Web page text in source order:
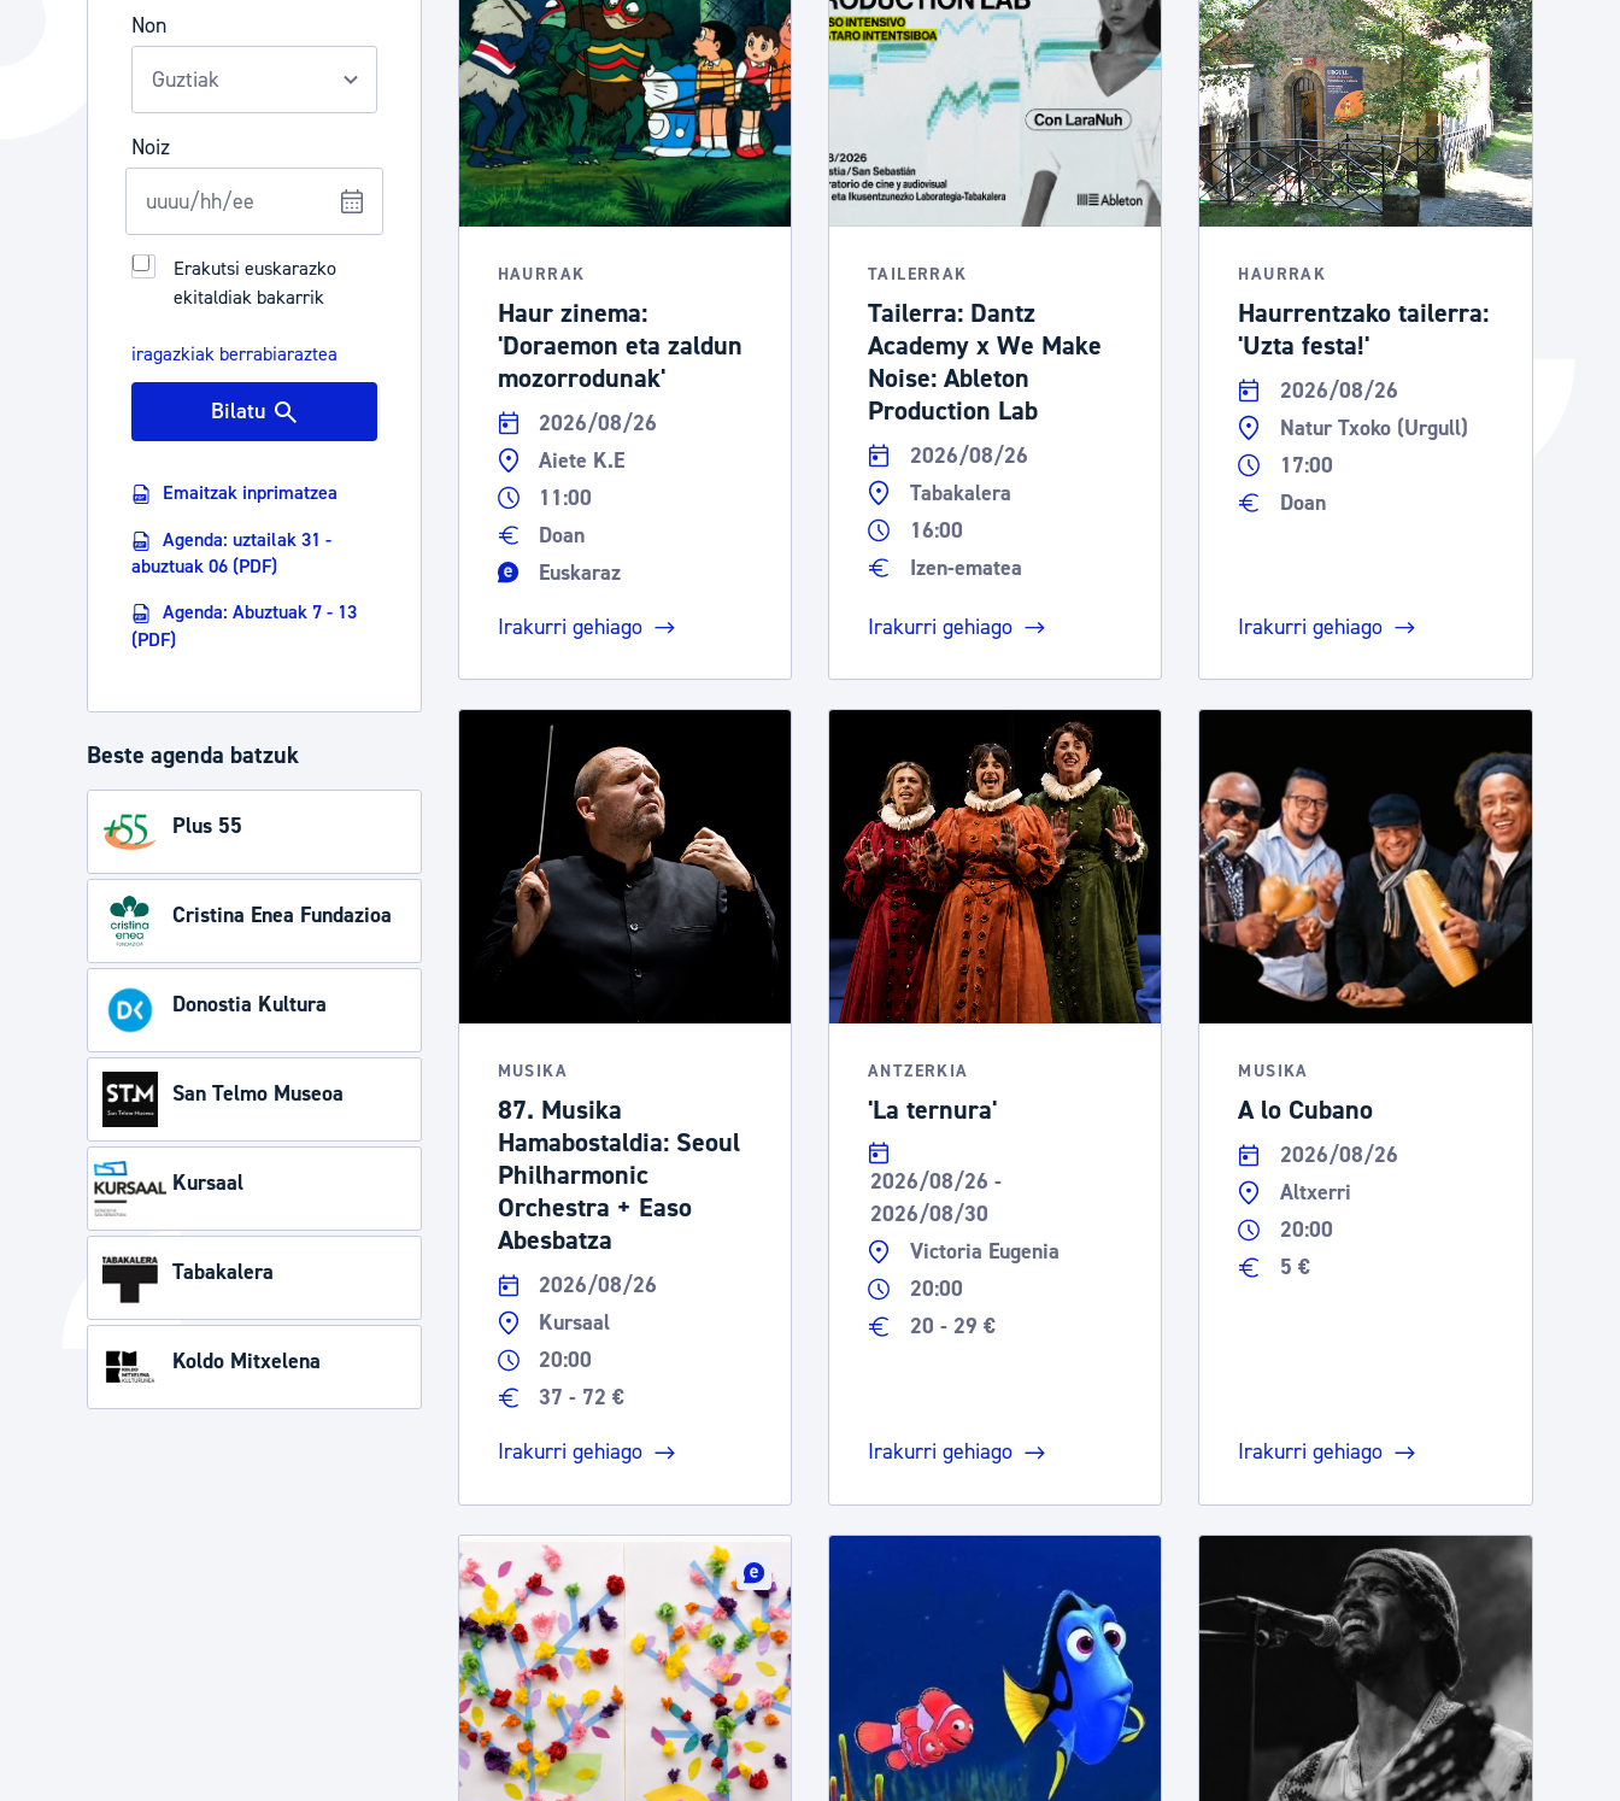
Hiria orain
Hiria ezagutu
Etorkizuneko hiria
Aktualitatea
Albisteak
Abisuak
Kultur agenda
Udal administrazioa
Iragarki ofizialen taula
Egutegi fiskala
Gardentasun ataria
Izapideen katalogoa
Tramitaziorako laguntza
Non
Noiz
Erakutsi euskarazko
ekitaldiak bakarrik
iragazkiak berrabiaraztea
Bilatu
Emaitzak inprimatzea
Agenda: uztailak 31 -
abuztuak 06 (PDF)
Agenda: Abuztuak 7 - 13
(PDF)
Beste agenda batzuk
Plus 55
Cristina Enea Fundazioa
Donostia Kultura
San Telmo Museoa
Kursaal
Tabakalera
Koldo Mitxelena
HAURRAK
Haur zinema:
'Doraemon eta zaldun
mozorrodunak'
2026/08/26
Aiete K.E
11:00
Doan
Euskaraz
Irakurri gehiago
TAILERRAK
Tailerra: Dantz
Academy x We Make
Noise: Ableton
Production Lab
2026/08/26
Tabakalera
16:00
Izen-ematea
Irakurri gehiago
HAURRAK
Haurrentzako tailerra:
'Uzta festa!'
2026/08/26
Natur Txoko (Urgull)
17:00
Doan
Irakurri gehiago
MUSIKA
87. Musika
Hamabostaldia: Seoul
Philharmonic
Orchestra + Easo
Abesbatza
2026/08/26
Kursaal
20:00
37 - 72 €
Irakurri gehiago
ANTZERKIA
'La ternura'
2026/08/26 -
2026/08/30
Victoria Eugenia
20:00
20 - 29 €
Irakurri gehiago
MUSIKA
A lo Cubano
2026/08/26
Altxerri
20:00
5 €
Irakurri gehiago